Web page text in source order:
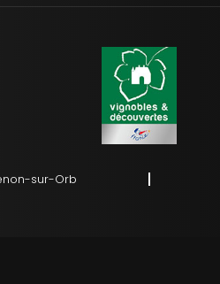
sur-Orb